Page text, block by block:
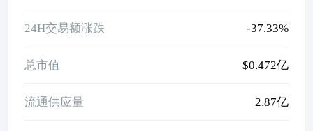
24H交易额涨跌 -37.33%
总市值 $0.472亿
流通供应量 2.87亿